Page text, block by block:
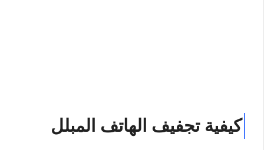
كيفية تجفيف الهاتف المبلل